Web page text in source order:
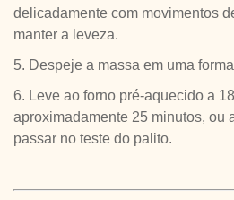
delicadamente com movimentos
manter a leveza.
5. Despeje a massa em uma
6. Leve ao forno pré-aquecido a
aproximadamente 25 minutos, ou
passar no teste do palito.